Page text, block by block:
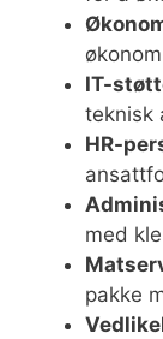
IT-
teknisk
HR-
med
pakke